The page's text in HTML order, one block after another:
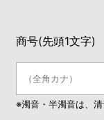
商号(先頭1文字)
※濁音・半濁音は、